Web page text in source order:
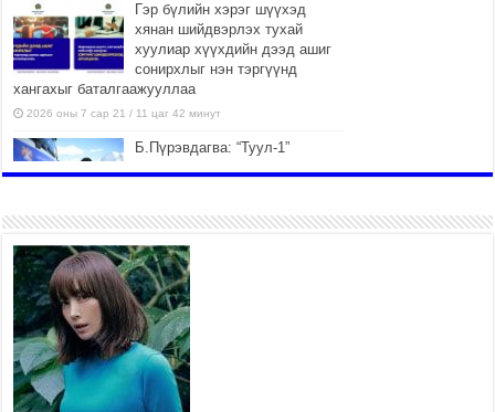
Гэр бүлийн хэрэг шүүхэд
хянан шийдвэрлэх тухай
хуулиар хүүхдийн дээд ашиг
сонирхлыг нэн тэргүүнд
хангахыг баталгаажууллаа
2026 оны 7 сар 21 / 11 цаг 42 минут
Б.Пүрэвдагва: “Туул-1”
2026 оны 7 сар 21 / 10 цаг 15 минут
НИЙСЛЭЛ, АЙМГИЙН
УДИРДЛАГУУДЫН АЖЛЫГ
ХҮНД СУРТЛЫГ БУУРУУЛЖ,
ИРГЭД, АЖ АХУЙН НЭГЖИЙН
АЧААГ ХЭРХЭН ХӨНГӨЛСНӨӨР ДҮГНЭНЭ
2026 оны 7 сар 21 / 10 цаг 09 минут
Байнгын хорооны дарга